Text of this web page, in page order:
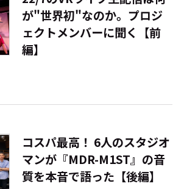
が"世界初"なのか。プロジ
ェクトメンバーに聞く【前
編】
コスパ最高！ 6人のスタジオ
マンが『MDR-M1ST』の音
質を本音で語った【後編】